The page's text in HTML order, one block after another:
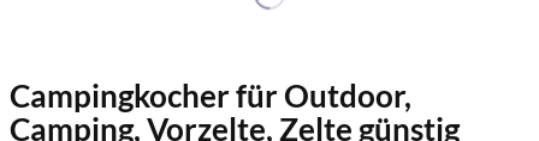
Campingkocher für Outdoor,
Camping, Vorzelte, Zelte günstig